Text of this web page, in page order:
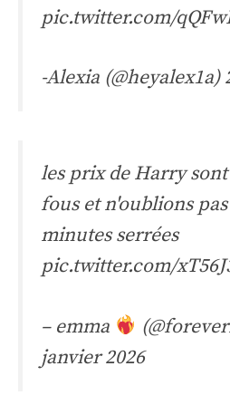
pic.twitter.com/
-Alexia (@heyalex1a)
les prix de Harry
fous et n'oublions
minutes serrées
pic.twitter.com/
– emma
janvier 2026